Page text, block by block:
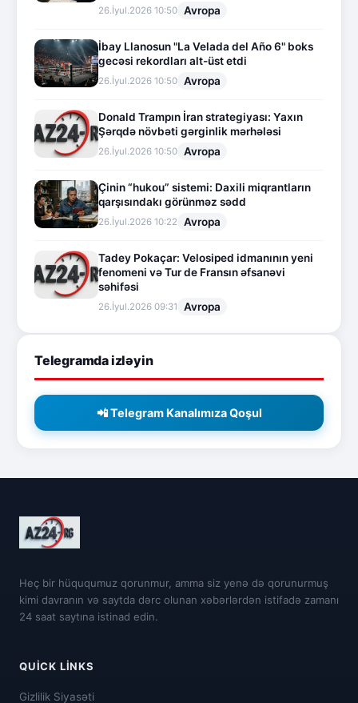
26.İyul.2026 10:50 Avropa
İbay Llanosun "La Velada del Año 6" boks
gecəsi rekordları alt-üst etdi
26.İyul.2026 10:50 Avropa
Donald Trampın İran strategiyası: Yaxın
Şərqdə növbəti gərginlik mərhələsi
26.İyul.2026 10:50 Avropa
Çinin “hukou” sistemi: Daxili miqrantların
qarşısındakı görünməz sədd
26.İyul.2026 10:22 Avropa
Tadey Pokaçar: Velosiped idmanının yeni
fenomeni və Tur de Fransın əfsanəvi
səhifəsi
26.İyul.2026 09:31 Avropa
Telegramda izləyin
📲 Telegram Kanalımıza Qoşul
Heç bir hüququmuz qorunmur, amma siz yenə də qorunurmuş
kimi davranın və saytda dərc olunan xəbərlərdən istifadə zamanı
24 saat saytına istinad edin.
QUICK LINKS
Gizlilik Siyasəti